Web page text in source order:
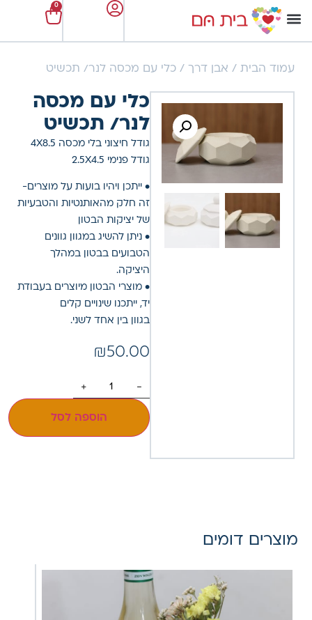
0
עמוד הבית / אבן דרך / כלי עם מכסה לנר/ תכשיט
כלי עם מכסה
לנר/ תכשיט
גודל חיצוני בלי מכסה 4X8.5
גודל פנימי 2.5X4.5
• ייתכן ויהיו בועות על מוצרים-
זה חלק מהאותנטיות והטבעיות
של יציקות הבטון
• ניתן להשיג במגוון גוונים
הטבועים בבטון במהלך
היציקה.
• מוצרי הבטון מיוצרים בעבודת
יד, ייתכנו שינויים קלים
בגוון בין אחד לשני.
₪50.00
-
+
הוספה לסל
מוצרים דומים